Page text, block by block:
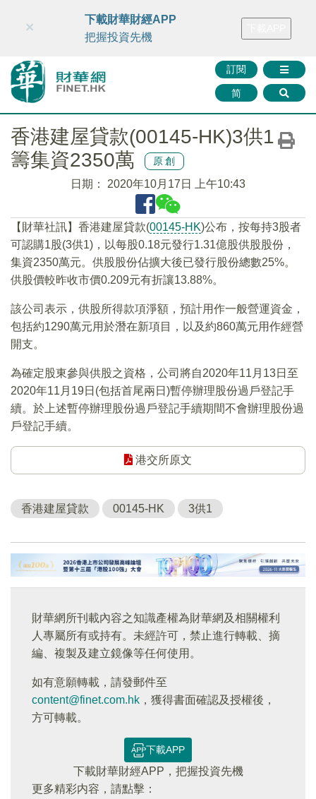
財華智庫網 FINTV FINMETA 財華證券 媒體矩陣
訂閱
简
×
下載財華財經APP
把握投資先機
香港建屋貸款(00145-HK)3供1
籌集資2350萬
原創
日期： 2020年10月17日 上午10:43
【財華社訊】香港建屋貸款(00145-HK)公布，按每持3股者
可認購1股(3供1)，以每股0.18元發行1.31億股供股股份，
集資2350萬元。供股股份佔擴大後已發行股份總數25%。
供股價較昨收市價0.209元有折讓13.88%。
該公司表示，供股所得款項淨額，預計用作一般營運資金，
包括約1290萬元用於潛在新項目，以及約860萬元用作經營
開支。
為確定股東參與供股之資格，公司將自2020年11月13日至
2020年11月19日(包括首尾兩日)暫停辦理股份過戶登記手
續。於上述暫停辦理股份過戶登記手續期間不會辦理股份過
戶登記手續。
港交所原文
香港建屋貸款 00145-HK 3供1
財華網所刊載內容之知識產權為財華網及相關權利
人專屬所有或持有。未經許可，禁止進行轉載、摘
編、複製及建立鏡像等任何使用。
如有意願轉載，請發郵件至
content@finet.com.hk ，獲得書面確認及授權後，
方可轉載。
下載APP
下載財華財經APP，把握投資先機
更多精彩内容，請點擊：